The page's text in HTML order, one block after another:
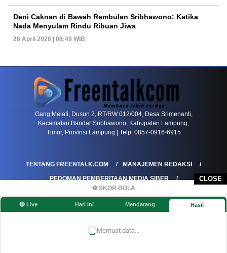
CLOSE
⚽ SKOR BOLA
🔴 Live Hari Ini Mendatang Hasil
Memuat data...
Deni Caknan di Bawah Rembulan Sribhawono: Ketika
Nada Menyulam Rindu Ribuan Jiwa
26 April 2026 | 08:49 WIB
Gang Melati, Dusun 2, RT/RW 012/004, Desa Srimenanti,
Kecamatan Bandar Sribhawono, Kabupaten Lampung,
Timur, Provinsi Lampung | Telp: 0857-0916-6915
TENTANG FREENTALK.COM
MANAJEMEN REDAKSI
PEDOMAN PEMBERITAAN MEDIA SIBER
PEDOMAN PEMBERITAAN RAMAH ANAK
KOREKSI & KLARIFIKASI
KEBIJAKAN IKLAN / ADVERTORIAL